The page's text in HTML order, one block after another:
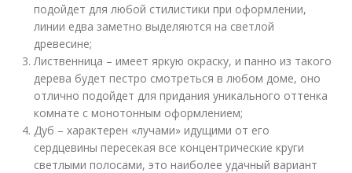
подойдет для любой стилистики при оформлении,
линии едва заметно выделяются на светлой
древесине;
Лиственница – имеет яркую окраску, и панно из такого
дерева будет пестро смотреться в любом доме, оно
отлично подойдет для придания уникального оттенка
комнате с монотонным оформлением;
Дуб – характерен «лучами» идущими от его
сердцевины пересекая все концентрические круги
светлыми полосами, это наиболее удачный вариант